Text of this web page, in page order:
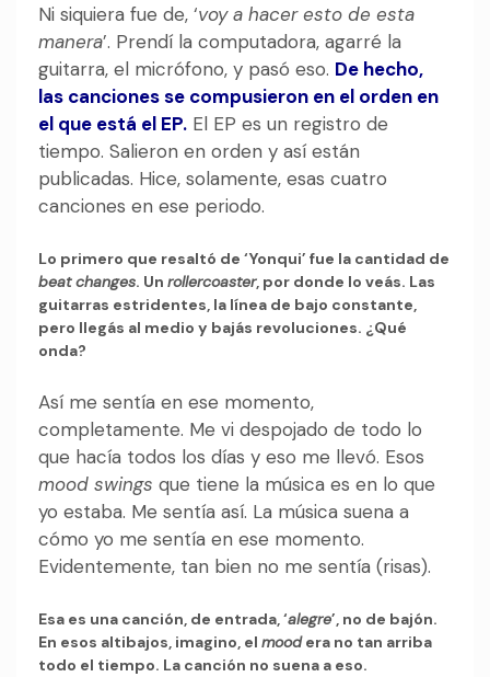
Ni siquiera fue de, ‘voy a hacer esto de esta
manera’. Prendí la computadora, agarré la
guitarra, el micrófono, y pasó eso. De hecho,
las canciones se compusieron en el orden en
el que está el EP. El EP es un registro de
tiempo. Salieron en orden y así están
publicadas. Hice, solamente, esas cuatro
canciones en ese periodo.
Lo primero que resaltó de ‘Yonqui’ fue la cantidad de
beat changes. Un rollercoaster, por donde lo veás. Las
guitarras estridentes, la línea de bajo constante,
pero llegás al medio y bajás revoluciones. ¿Qué
onda?
Así me sentía en ese momento,
completamente. Me vi despojado de todo lo
que hacía todos los días y eso me llevó. Esos
mood swings que tiene la música es en lo que
yo estaba. Me sentía así. La música suena a
cómo yo me sentía en ese momento.
Evidentemente, tan bien no me sentía (risas).
Esa es una canción, de entrada, ‘alegre’, no de bajón.
En esos altibajos, imagino, el moodera no tan arriba
todo el tiempo. La canción no suena a eso.